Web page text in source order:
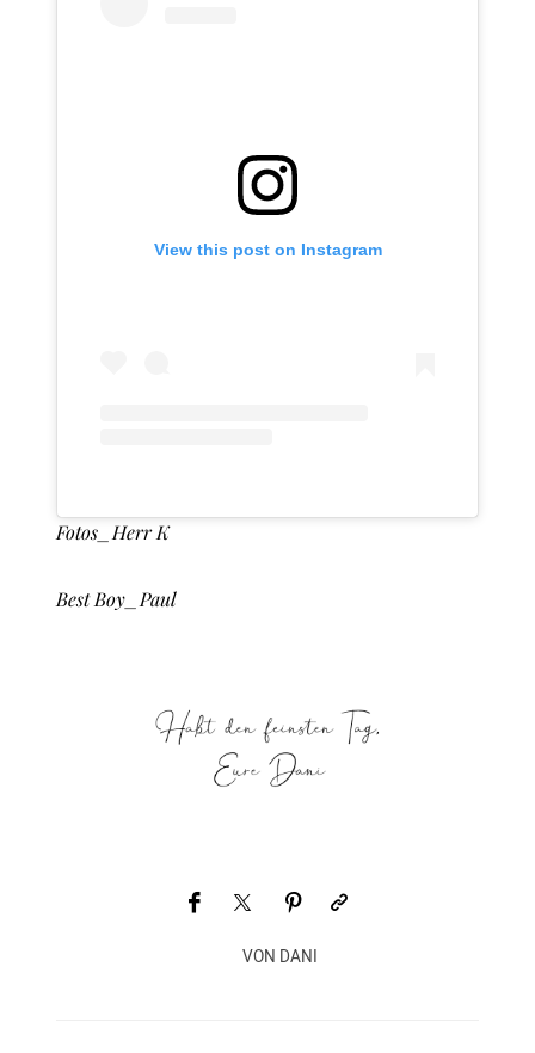
View this post on Instagram
Fotos_Herr K
Best Boy_Paul
VON DANI